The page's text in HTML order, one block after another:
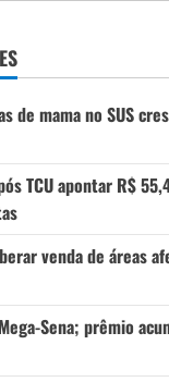
de mama no SUS
TCU apontar R$
venda de áreas
Sena; prêmio